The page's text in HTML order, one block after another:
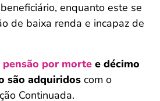
enquanto este se
de baixa renda e incapaz de
pensão por morte e décimo
são adquiridos com o
Continuada.